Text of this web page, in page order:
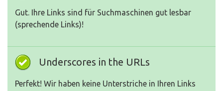
Gut. Ihre Links sind für Suchmaschinen gut lesbar
(sprechende Links)!
Underscores in the URLs
Perfekt! Wir haben keine Unterstriche in Ihren Links